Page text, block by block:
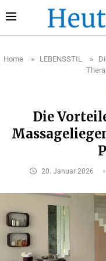
Home » LEBENSSTIL »
Die
20. Januar 2026